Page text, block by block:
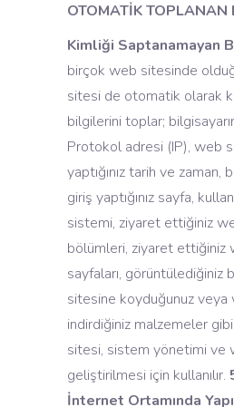
OTOMATİK TOPLANAN
Kimliği Saptanamayan
birçok web sitesinde
sitesi de otomatik olarak
bilgilerini toplar;
Protokol adresi (IP), web
yaptığınız tarih ve
giriş yaptığınız sayfa,
sistemi, ziyaret ettiğiniz
bölümleri, ziyaret ettiğiniz
sayfaları, görüntülediğiniz
sitesine koyduğunuz
indirdiğiniz malzemeler
sitesi, sistem yönetimi ve
geliştirilmesi için kullanılır.
İnternet Ortamında